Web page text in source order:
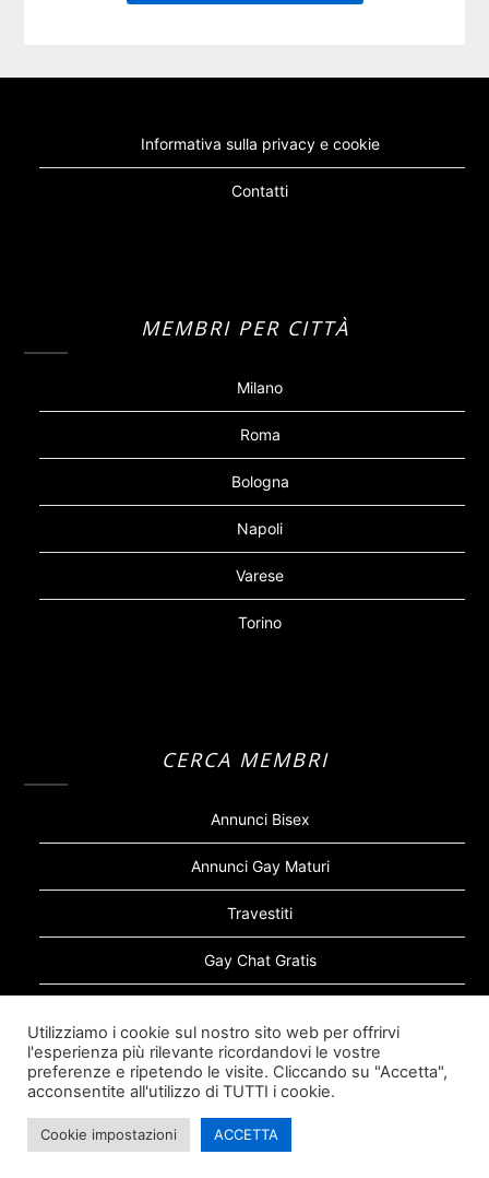
Informativa sulla privacy e cookie
Contatti
MEMBRI PER CITTÀ
Milano
Roma
Bologna
Napoli
Varese
Torino
CERCA MEMBRI
Annunci Bisex
Annunci Gay Maturi
Travestiti
Gay Chat Gratis
Sugar Daddy Gay
©2026 Siti Incontri Gay
Utilizziamo i cookie sul nostro sito web per offrirvi
l'esperienza più rilevante ricordandovi le vostre
preferenze e ripetendo le visite. Cliccando su "Accetta",
acconsentite all'utilizzo di TUTTI i cookie.
Cookie impostazioni ACCETTA